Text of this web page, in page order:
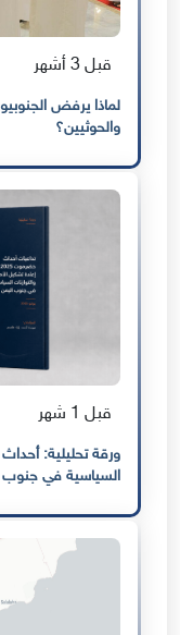
قبل 3 أشهر
لماذا يرفض
والحوثيين؟
قبل 1 شهر
ورقة تحليلية:
السياسية في جنوب